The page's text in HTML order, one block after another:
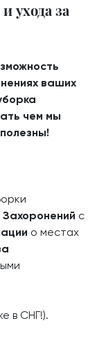
ухода за
ваших
чем мы
с
о местах
в СНГ!).